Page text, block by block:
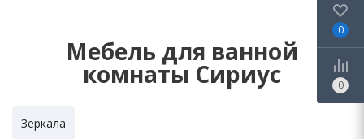
Мебель для ванной
комнаты Сириус
Зеркала
0
0